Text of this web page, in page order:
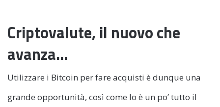
Criptovalute, il nuovo che
avanza…
Utilizzare i Bitcoin per fare acquisti è dunque una
grande opportunità, così come lo è un po’ tutto il